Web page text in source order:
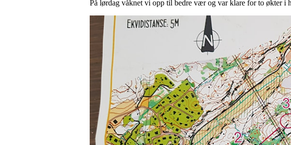
På lørdag våknet vi opp til bedre vær og var klare for to økter i